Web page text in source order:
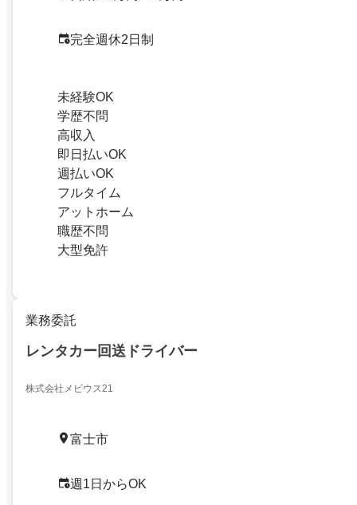
完全週休2日制
未経験OK
学歴不問
高収入
即日払いOK
週払いOK
フルタイム
アットホーム
職歴不問
大型免許
業務委託
レンタカー回送ドライバー
株式会社メビウス21
富士市
週1日からOK